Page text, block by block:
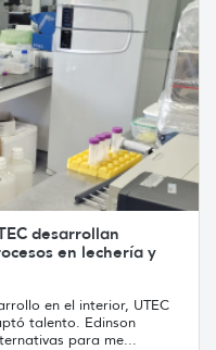
desarrollan
en lechería y
en el interior, UTEC
talento. Edinson
para me...